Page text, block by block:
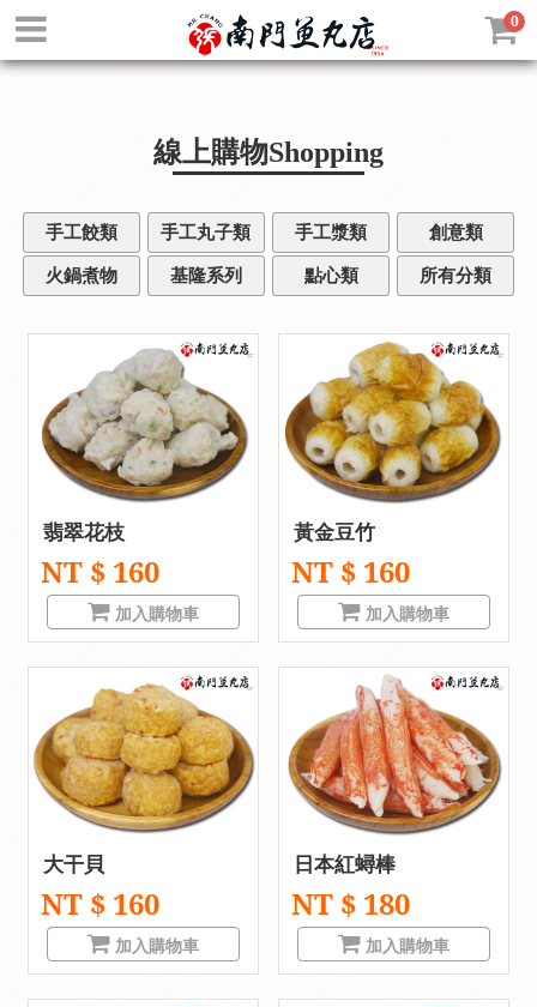
0
線上購物Shopping
手工餃類 手工丸子類 手工漿類 創意類
火鍋煮物 基隆系列 點心類 所有分類
翡翠花枝
NT $ 160
加入購物車
黃金豆竹
NT $ 160
加入購物車
大干貝
NT $ 160
加入購物車
日本紅蟳棒
NT $ 180
加入購物車